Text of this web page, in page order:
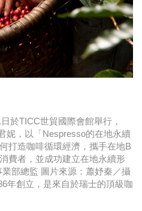
於TICC世貿國際會館舉行，
妮，以「Nespresso的在地永續
打造咖啡循環經濟，攜手在地B
費者，並成功建立在地永續形
部總監 圖片來源：蕭妤秦／攝
年創立，是來自於瑞士的頂級咖
驗創造差異化
客戶升級的責任！
期，數位轉型該怎麼